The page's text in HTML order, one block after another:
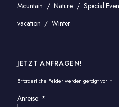
Mountain
Nature Special
vacation
Winter
JETZT ANFRAGEN!
Erforderliche Felder werden gefolgt von *
Anreise: *